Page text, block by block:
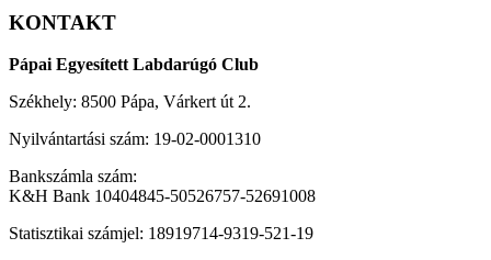
KONTAKT
Pápai Egyesített Labdarúgó Club
Székhely: 8500 Pápa, Várkert út 2.
Nyilvántartási szám: 19-02-0001310
Bankszámla szám:
K&H Bank 10404845-50526757-52691008
Statisztikai számjel: 18919714-9319-521-19